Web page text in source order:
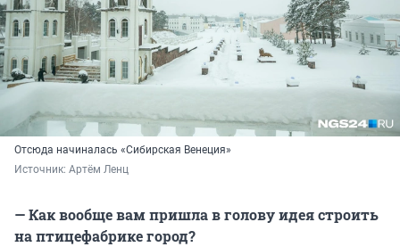
Отсюда начиналась «Сибирская Венеция»
Источник: Артём Ленц
— Как вообще вам пришла в голову идея строить
на птицефабрике город?